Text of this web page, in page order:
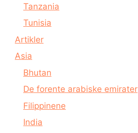
Tanzania
Tunisia
Artikler
Asia
Bhutan
De forente arabiske emirater
Filippinene
India